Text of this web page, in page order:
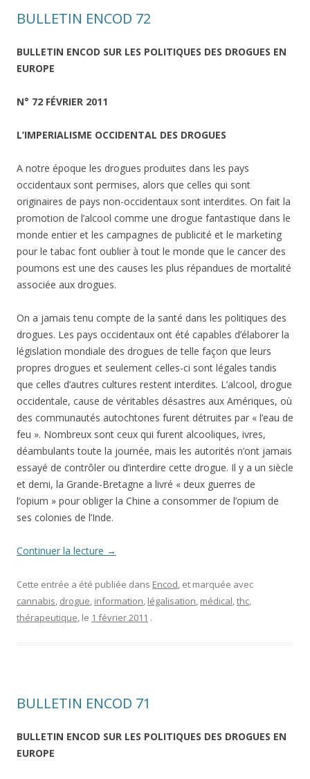
BULLETIN ENCOD 72
BULLETIN ENCOD SUR LES POLITIQUES DES DROGUES EN
EUROPE
N° 72 FÉVRIER 2011
L’IMPERIALISME OCCIDENTAL DES DROGUES
A notre époque les drogues produites dans les pays
occidentaux sont permises, alors que celles qui sont
originaires de pays non-occidentaux sont interdites. On fait la
promotion de l’alcool comme une drogue fantastique dans le
monde entier et les campagnes de publicité et le marketing
pour le tabac font oublier à tout le monde que le cancer des
poumons est une des causes les plus répandues de mortalité
associée aux drogues.
On a jamais tenu compte de la santé dans les politiques des
drogues. Les pays occidentaux ont été capables d’élaborer la
législation mondiale des drogues de telle façon que leurs
propres drogues et seulement celles-ci sont légales tandis
que celles d’autres cultures restent interdites. L’alcool, drogue
occidentale, cause de véritables désastres aux Amériques, où
des communautés autochtones furent détruites par « l’eau de
feu ». Nombreux sont ceux qui furent alcooliques, ivres,
déambulants toute la journée, mais les autorités n’ont jamais
essayé de contrôler ou d’interdire cette drogue. Il y a un siècle
et demi, la Grande-Bretagne a livré « deux guerres de
l’opium » pour obliger la Chine a consommer de l’opium de
ses colonies de l’Inde.
Continuer la lecture →
Cette entrée a été publiée dans Encod, et marquée avec
cannabis, drogue, information, légalisation, médical,thc,
thérapeutique, le 1 février 2011 .
BULLETIN ENCOD 71
BULLETIN ENCOD SUR LES POLITIQUES DES DROGUES EN
EUROPE